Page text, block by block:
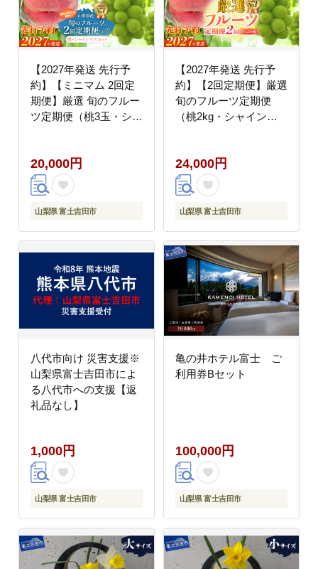
【2027年発送 先行予
約】【ミニマム 2回定
期便】厳選 旬のフルー
ツ定期便（桃3玉・シャ
20,000円
山梨県 富士吉田市
【2027年発送 先行予
約】【2回定期便】厳選
旬のフルーツ定期便
（桃2kg・シャインマ
24,000円
山梨県 富士吉田市
八代市向け 災害支援※
山梨県富士吉田市によ
る八代市への支援【返
礼品なし】
1,000円
山梨県 富士吉田市
亀の井ホテル富士 ご
利用券Bセット
100,000円
山梨県 富士吉田市